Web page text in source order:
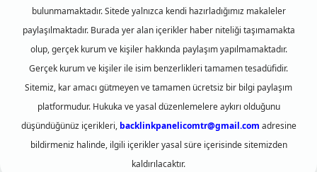
bulunmamaktadır. Sitede yalnızca kendi hazırladığımız makaleler
paylaşılmaktadır. Burada yer alan içerikler haber niteliği taşımamakta
olup, gerçek kurum ve kişiler hakkında paylaşım yapılmamaktadır.
Gerçek kurum ve kişiler ile isim benzerlikleri tamamen tesadüfidir.
Sitemiz, kar amacı gütmeyen ve tamamen ücretsiz bir bilgi paylaşım
platformudur. Hukuka ve yasal düzenlemelere aykırı olduğunu
düşündüğünüz içerikleri, backlinkpanelicomtr@gmail.com adresine
bildirmeniz halinde, ilgili içerikler yasal süre içerisinde sitemizden
kaldırılacaktır.